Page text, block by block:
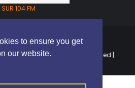
to ensure you get
our website.
104 FM
DEL SUR RD | All Rights Reserved |